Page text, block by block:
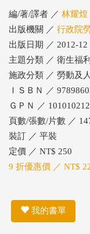
編/著/譯者 ／ 林耀煌
出版機關 ／ 行政院
出版日期 ／ 2012-12
主題分類 ／ 衛生福
施政分類 ／ 勞動及
ＩＳＢＮ ／
ＧＰＮ ／
頁數/張數/片數 ／
裝訂 ／ 平裝
定價 ／ NT$ 250
9 折優惠價 ／ NT$
我的書單